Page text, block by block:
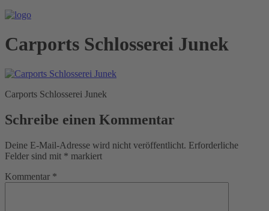
Carports Schlosserei Junek
Carports Schlosserei Junek
Schreibe einen Kommentar
Deine E-Mail-Adresse wird nicht veröffentlicht. Erforderliche
Felder sind mit * markiert
Kommentar *